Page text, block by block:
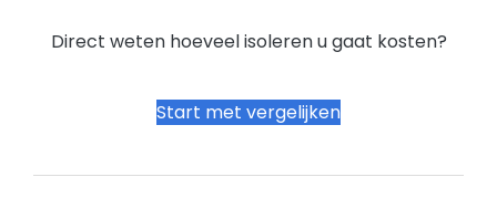
Direct weten hoeveel isoleren u gaat kosten?
Start met vergelijken